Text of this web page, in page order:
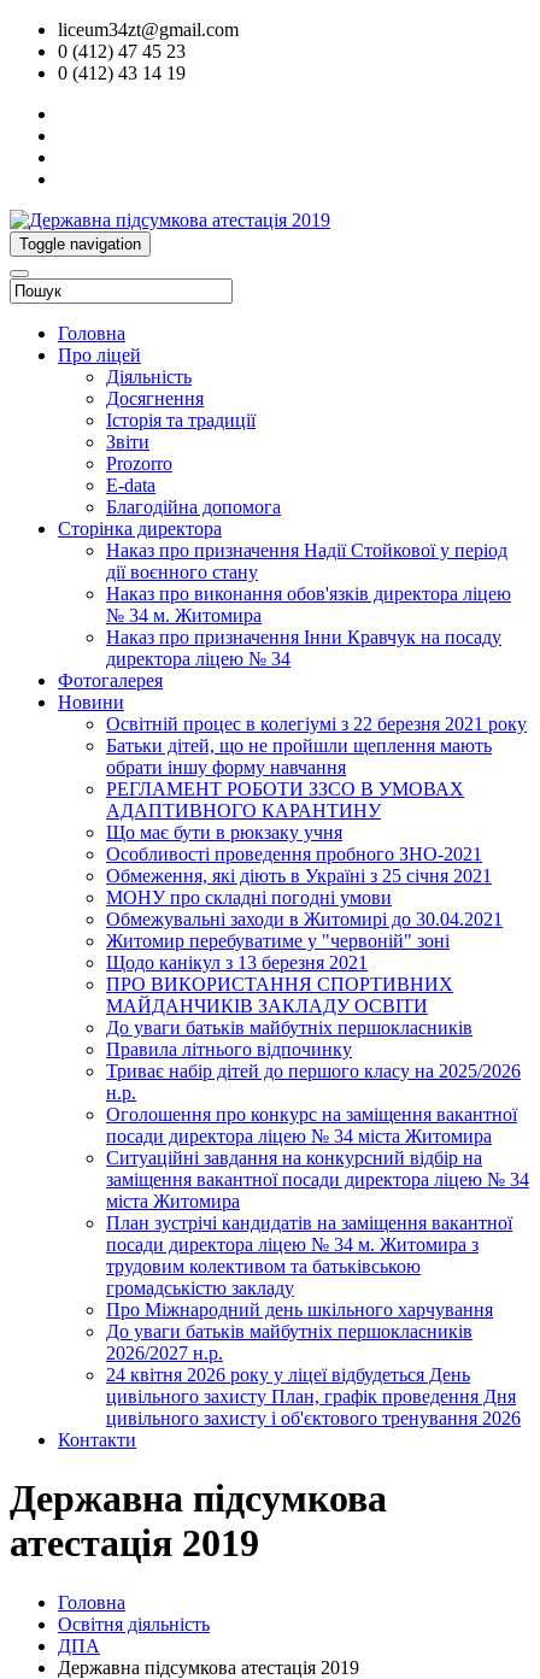
liceum34zt@gmail.com
0 (412) 47 45 23
0 (412) 43 14 19
Toggle navigation
Головна
Про ліцей
Діяльність
Досягнення
Історія та традиції
Звіти
Prozorro
E-data
Благодійна допомога
Сторінка директора
Наказ про призначення Надії Стойкової у період
дії воєнного стану
Наказ про виконання обов'язків директора ліцею
№ 34 м. Житомира
Наказ про призначення Інни Кравчук на посаду
директора ліцею № 34
Фотогалерея
Новини
Освітній процес в колегіумі з 22 березня 2021 року
Батьки дітей, що не пройшли щеплення мають
обрати іншу форму навчання
РЕГЛАМЕНТ РОБОТИ ЗЗСО В УМОВАХ
АДАПТИВНОГО КАРАНТИНУ
Що має бути в рюкзаку учня
Особливості проведення пробного ЗНО-2021
Обмеження, які діють в Україні з 25 січня 2021
МОНУ про складні погодні умови
Обмежувальні заходи в Житомирі до 30.04.2021
Житомир перебуватиме у "червоній" зоні
Щодо канікул з 13 березня 2021
ПРО ВИКОРИСТАННЯ СПОРТИВНИХ
МАЙДАНЧИКІВ ЗАКЛАДУ ОСВІТИ
До уваги батьків майбутніх першокласників
Правила літнього відпочинку
Триває набір дітей до першого класу на 2025/2026
н.р.
Оголошення про конкурс на заміщення вакантної
посади директора ліцею № 34 міста Житомира
Ситуаційні завдання на конкурсний відбір на
заміщення вакантної посади директора ліцею № 34
міста Житомира
План зустрічі кандидатів на заміщення вакантної
посади директора ліцею № 34 м. Житомира з
трудовим колективом та батьківською
громадськістю закладу
Про Міжнародний день шкільного харчування
До уваги батьків майбутніх першокласників
2026/2027 н.р.
24 квітня 2026 року у ліцеї відбудеться День
цивільного захисту План, графік проведення Дня
цивільного захисту і об'єктового тренування 2026
Контакти
Державна підсумкова
атестація 2019
Головна
Освітня діяльність
ДПА
Державна підсумкова атестація 2019